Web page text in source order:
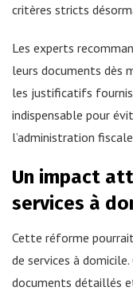
critères stricts
Les experts
leurs documents dès
les justificatifs fournis
indispensable pour
l’administration
Un impact
services à
Cette réforme
de services à
documents détaillés